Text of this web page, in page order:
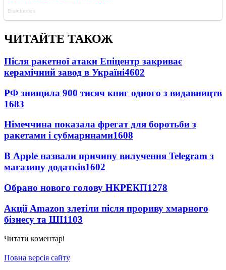
ЧИТАЙТЕ ТАКОЖ
Після ракетної атаки Епіцентр закриває
керамічний завод в Україні4602
РФ знищила 900 тисяч книг одного з видавництв
1683
Німеччина показала фрегат для боротьби з
ракетами і субмаринами1608
В Apple назвали причину вилучення Telegram з
магазину додатків1602
Обрано нового голову НКРЕКП1278
Акції Amazon злетіли після прориву хмарного
бізнесу та ШІ1103
Читати коментарі
Повна версія сайту